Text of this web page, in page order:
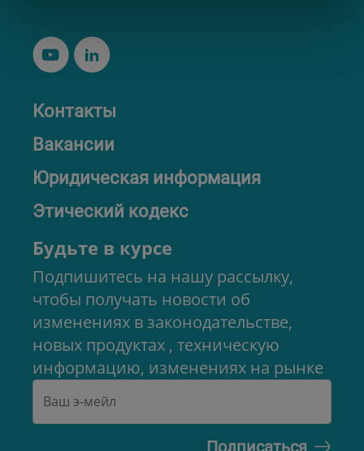
Контакты
Вакансии
Юридическая информация
Этический кодекс
Будьте в курсе
Подпишитесь на нашу рассылку,
чтобы получать новости об
изменениях в законодательстве,
новых продуктах , техническую
информацию, изменениях на рынке